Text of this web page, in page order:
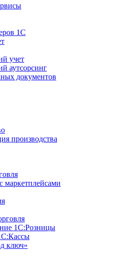
1С
учет
аутсорсинг
документов
производства
маркетплейсами
1С:Розницы
ключ»